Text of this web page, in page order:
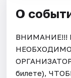
О
ВНИМАНИЕ!!!
НЕОБХОДИМО
билете),